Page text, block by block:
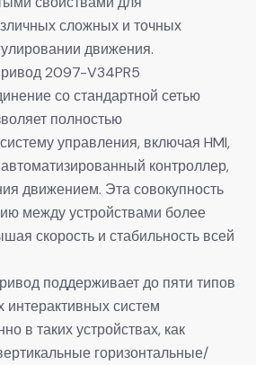
сложных и точных
движения.
2097-V34PR5
со стандартной сетью
полностью
управления, включая HMI,
контроллер,
движением. Эта совокупность
между устройствами более
скорость и стабильность всей
поддерживает до пяти типов
интерактивных систем
в таких устройствах, как
горизонтальные/